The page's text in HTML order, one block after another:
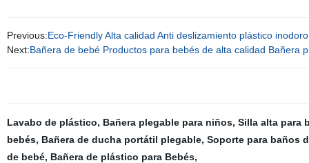
Previous:Eco-Friendly Alta calidad Anti deslizamiento plástico
Next:Bañera de bebé Productos para bebés de alta calidad Bañera
Lavabo de plástico, Bañera plegable para niños, Silla alta para
bebés, Bañera de ducha portátil plegable, Soporte para baños
de bebé, Bañera de plástico para Bebés,